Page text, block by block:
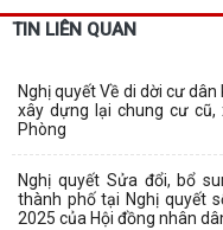
TIN LIÊN QUAN
Nghị quyết Về di dời cư
xây dựng lại chung cư cũ,
Phòng
Nghị quyết Sửa đổi, bổ
thành phố tại Nghị quyết
2025 của Hội đồng nhân